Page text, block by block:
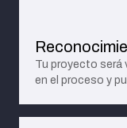
Tu proyecto será
en el proceso y